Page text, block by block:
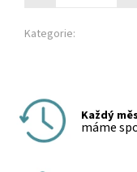
Kategorie:
Každý
máme